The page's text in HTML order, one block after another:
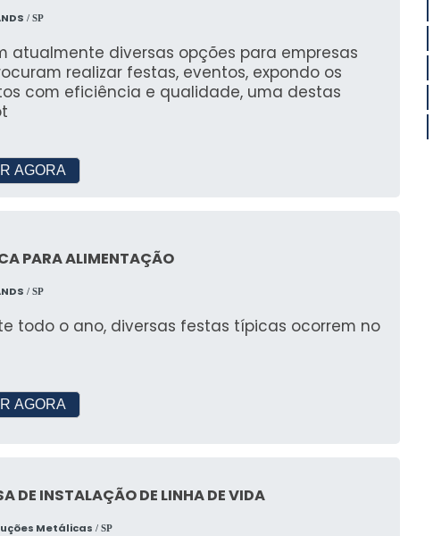
realizados com nossas soluções.
DE ALUGUEL DE TENDAS
online de maneira prática e rápida.
Pagamento
flexíveis, incluindo parcelamento, para facilitar a
SOBRE ALUGUEL DE
entre em contato para um orçamento
/ SP
atualmente diversas opções para empresas
realizar festas, eventos, expondo os
com eficiência e qualidade, uma destas
AGORA
PARA ALIMENTAÇÃO
/ SP
todo o ano, diversas festas típicas ocorrem no
AGORA
DE INSTALAÇÃO DE LINHA DE VIDA
Metálicas / SP